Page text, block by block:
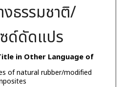
ธรรมชาติ/
ด์ดัดแปร
in Other Language of
of natural rubber/modified